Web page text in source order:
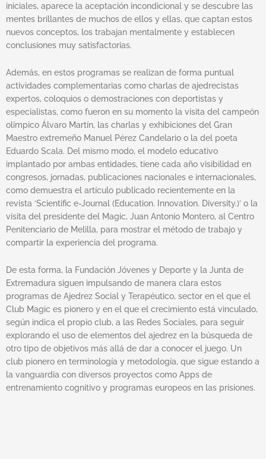
iniciales, aparece la aceptación incondicional y se descubre las
mentes brillantes de muchos de ellos y ellas, que captan estos
nuevos conceptos, los trabajan mentalmente y establecen
conclusiones muy satisfactorias.
Además, en estos programas se realizan de forma puntual
actividades complementarias como charlas de ajedrecistas
expertos, coloquios o demostraciones con deportistas y
especialistas, como fueron en su momento la visita del campeón
olímpico Álvaro Martín, las charlas y exhibiciones del Gran
Maestro extremeño Manuel Pérez Candelario o la del poeta
Eduardo Scala. Del mismo modo, el modelo educativo
implantado por ambas entidades, tiene cada año visibilidad en
congresos, jornadas, publicaciones nacionales e internacionales,
como demuestra el artículo publicado recientemente en la
revista ‘Scientific e-Journal (Education. Innovation. Diversity.)’ o la
visita del presidente del Magic, Juan Antonio Montero, al Centro
Penitenciario de Melilla, para mostrar el método de trabajo y
compartir la experiencia del programa.
De esta forma, la Fundación Jóvenes y Deporte y la Junta de
Extremadura siguen impulsando de manera clara estos
programas de Ajedrez Social y Terapéutico, sector en el que el
Club Magic es pionero y en el que el crecimiento está vinculado,
según indica el propio club, a las Redes Sociales, para seguir
explorando el uso de elementos del ajedrez en la búsqueda de
otro tipo de objetivos más allá de dar a conocer el juego. Un
club pionero en terminología y metodología, que sigue estando a
la vanguardia con diversos proyectos como Apps de
entrenamiento cognitivo y programas europeos en las prisiones.